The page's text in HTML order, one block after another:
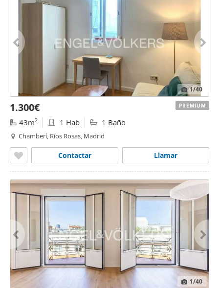
1/40
1.300€
43m2 1 Hab 1 Baño
Chamberí, Ríos Rosas, Madrid
Llamar
Contactar
PREMIUM
1/40